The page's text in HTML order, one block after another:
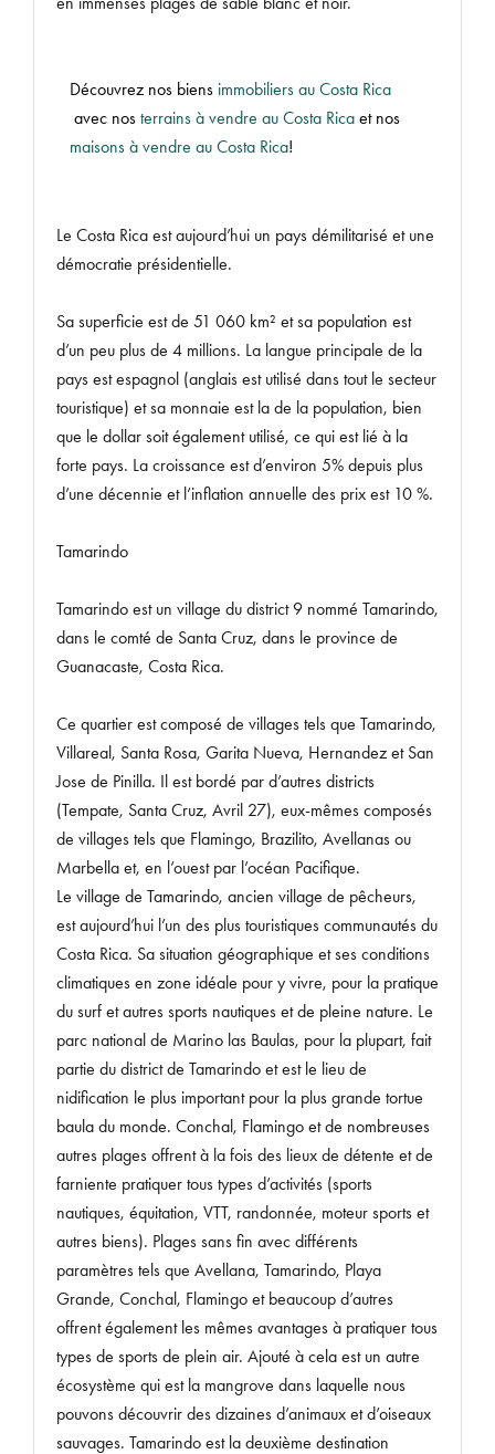
Découvrez nos biens immobiliers au Costa Rica
avec nos terrains à vendre au Costa Rica et nos
maisons à vendre au Costa Rica!
Le Costa Rica est aujourd’hui un pays démilitarisé et une
démocratie présidentielle.
Sa superficie est de 51 060 km² et sa population est
d’un peu plus de 4 millions. La langue principale de la
pays est espagnol (anglais est utilisé dans tout le secteur
touristique) et sa monnaie est la de la population, bien
que le dollar soit également utilisé, ce qui est lié à la
forte pays. La croissance est d’environ 5% depuis plus
d’une décennie et l’inflation annuelle des prix est 10 %.
Tamarindo
Tamarindo est un village du district 9 nommé Tamarindo,
dans le comté de Santa Cruz, dans le province de
Guanacaste, Costa Rica.
Ce quartier est composé de villages tels que Tamarindo,
Villareal, Santa Rosa, Garita Nueva, Hernandez et San
Jose de Pinilla. Il est bordé par d’autres districts
(Tempate, Santa Cruz, Avril 27), eux-mêmes composés
de villages tels que Flamingo, Brazilito, Avellanas ou
Marbella et, en l’ouest par l’océan Pacifique.
Le village de Tamarindo, ancien village de pêcheurs,
est aujourd’hui l’un des plus touristiques communautés du
Costa Rica. Sa situation géographique et ses conditions
climatiques en zone idéale pour y vivre, pour la pratique
du surf et autres sports nautiques et de pleine nature. Le
parc national de Marino las Baulas, pour la plupart, fait
partie du district de Tamarindo et est le lieu de
nidification le plus important pour la plus grande tortue
baula du monde. Conchal, Flamingo et de nombreuses
autres plages offrent à la fois des lieux de détente et de
farniente pratiquer tous types d’activités (sports
nautiques, équitation, VTT, randonnée, moteur sports et
autres biens). Plages sans fin avec différents
paramètres tels que Avellana, Tamarindo, Playa
Grande, Conchal, Flamingo et beaucoup d’autres
offrent également les mêmes avantages à pratiquer tous
types de sports de plein air. Ajouté à cela est un autre
écosystème qui est la mangrove dans laquelle nous
pouvons découvrir des dizaines d’animaux et d’oiseaux
sauvages. Tamarindo est la deuxième destination